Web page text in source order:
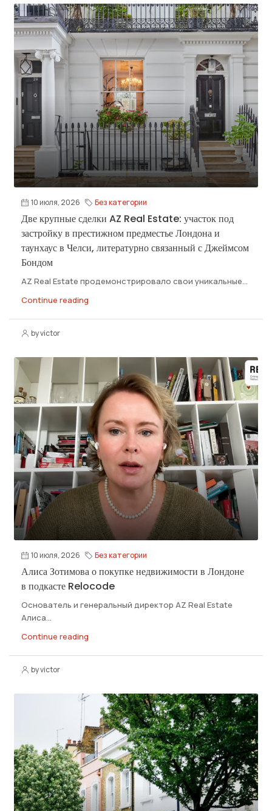
10 июля, 2026 Без категории
Две крупные сделки AZ Real Estate: участок под
застройку в престижном предместье Лондона и
таунхаус в Челси, литературно связанный с Джеймсом
Бондом
AZ Real Estate продемонстрировало свои уникальные...
Continue reading
by victor
10 июля, 2026 Без категории
Алиса Зотимова о покупке недвижимости в Лондоне
в подкасте Relocode
Основатель и генеральный директор АZ Real Estate
Алиса...
Continue reading
by victor